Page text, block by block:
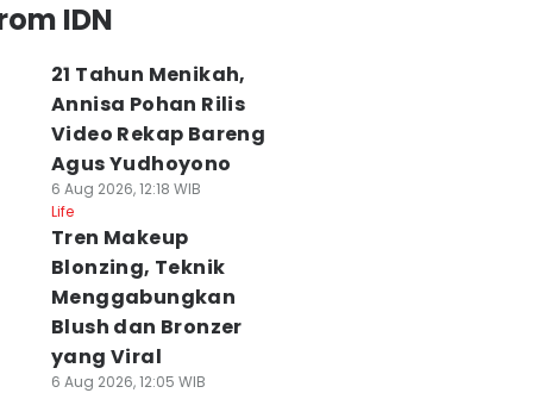
IDN
21 Tahun Menikah,
Annisa Pohan Rilis
Video Rekap Bareng
Agus Yudhoyono
6 Aug 2026, 12:18 WIB
Life
Tren Makeup
Blonzing, Teknik
Menggabungkan
Blush dan Bronzer
yang Viral
6 Aug 2026, 12:05 WIB